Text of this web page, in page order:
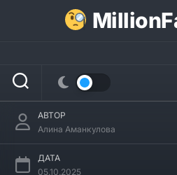
АВТОР
Алина Аманкулова
ДАТА
05.10.2025